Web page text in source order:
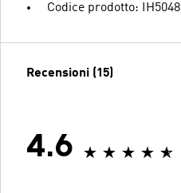
Codice prodotto: IH5048
Recensioni (15)
4.6